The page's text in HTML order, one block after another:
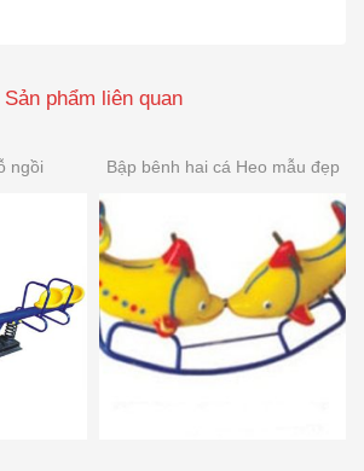
Sản phẩm liên quan
ngồi Bập bênh hai cá Heo mẫu đẹp